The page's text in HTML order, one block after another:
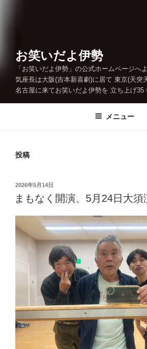
お笑いだよ伊勢
「お笑いだよ伊勢」の公式ホームページへ
気座長は大阪(吉本新喜劇)に居て 東京(天突
名古屋に来てお笑いだよ伊勢を 立ち上げ35
メニュー
投稿
投
稿
日:
2026年5月14日
まもなく開演、5月24日大須